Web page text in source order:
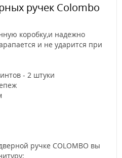
ручек Colombo
коробку,и надежно
и не ударится при
- 2 штуки
ручке COLOMBO вы